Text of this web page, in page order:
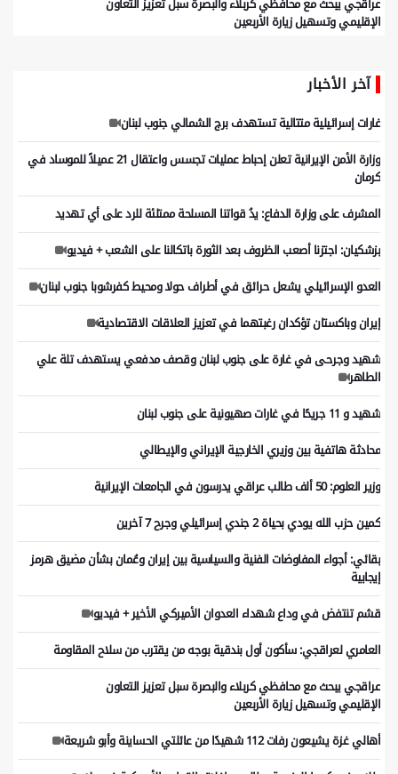
الإقلیمي وتسهیل زیارة الأربعین
آخر الأخبار
غارات إسرائيلية متتالية تستهدف برج الشمالي جنوب لبنان
وزارة الأمن الإيرانية تعلن إحباط عمليات تجسس واعتقال 21 عميلاً للموساد في
كرمان
المشرف على وزارة الدفاع: يدُ قواتنا المسلحة ممتلئة للرد على أي تهديد
بزشكيان: اجتزنا أصعب الظروف بعد الثورة باتكالنا على الشعب + فيديو
العدو الإسرائيلي يشعل حرائق في أطراف حولا ومحيط كفرشوبا جنوب لبنان
إيران وباكستان تؤكدان رغبتهما في تعزيز العلاقات الاقتصادية
شهيد وجرحى في غارة على جنوب لبنان وقصف مدفعي يستهدف تلة علي
الطاهر
شهيد و 11 جريحًا في غارات صهيونية على جنوب لبنان
محادثة هاتفية بين وزيري الخارجية الإيراني والإيطالي
وزير العلوم: 50 ألف طالب عراقي يدرسون في الجامعات الإيرانية
كمين حزب الله يودي بحياة 2 جندي إسرائيلي وجرح 7 آخرين
بقائي: أجواء المفاوضات الفنية والسياسية بين إيران وعُمان بشأن مضيق هرمز
إيجابية
قشم تنتفض في وداع شهداء العدوان الأميركي الأخير + فيديو
العامري لعراقجي: سأكون أول بندقية بوجه من يقترب من سلاح المقاومة
عراقجي یبحث مع محافظي کربلاء والبصرة سبل تعزیز التعاون
الإقلیمي وتسهیل زیارة الأربعین
أهالي غزة يشيعون رفات 112 شهيدًا من عائلتي الحساينة وأبو شريعة